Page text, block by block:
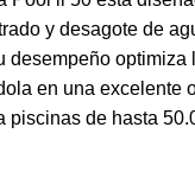
y desagote de
desempeño optimiza
en una excelente
piscinas de hasta